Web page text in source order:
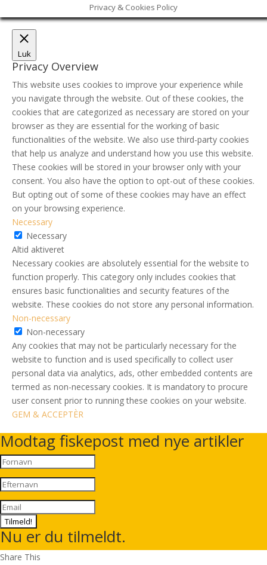
Privacy & Cookies Policy
Luk
Privacy Overview
This website uses cookies to improve your experience while
you navigate through the website. Out of these cookies, the
cookies that are categorized as necessary are stored on your
browser as they are essential for the working of basic
functionalities of the website. We also use third-party cookies
that help us analyze and understand how you use this website.
These cookies will be stored in your browser only with your
consent. You also have the option to opt-out of these cookies.
But opting out of some of these cookies may have an effect
on your browsing experience.
Necessary
Necessary
Altid aktiveret
Necessary cookies are absolutely essential for the website to
function properly. This category only includes cookies that
ensures basic functionalities and security features of the
website. These cookies do not store any personal information.
Non-necessary
Non-necessary
Any cookies that may not be particularly necessary for the
website to function and is used specifically to collect user
personal data via analytics, ads, other embedded contents are
termed as non-necessary cookies. It is mandatory to procure
user consent prior to running these cookies on your website.
GEM & ACCEPTÈR
Modtag fiskepost med nye artikler
Tilmeld!
Nu er du tilmeldt.
Share This